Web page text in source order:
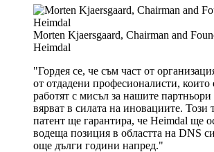
Morten Kjaersgaard, Chairman and
Heimdal
"Гордея се, че съм част от
от отдадени професионалисти,
работят с мисъл за нашите
вярват в силата на иновациите. Този
патент ще гарантира, че Heimdal ще
водеща позиция в областта на DNS
още дълги години напред."